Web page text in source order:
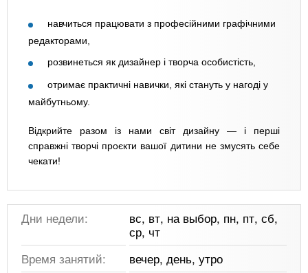
навчиться працювати з професійними графічними
редакторами,
розвинеться як дизайнер і творча особистість,
отримає практичні навички, які стануть у нагоді у
майбутньому.
Відкрийте разом із нами світ дизайну — і перші
справжні творчі проєкти вашої дитини не змусять себе
чекати!
Дни недели:
вс, вт, на выбор, пн, пт, сб,
ср, чт
Время занятий:
вечер, день, утро